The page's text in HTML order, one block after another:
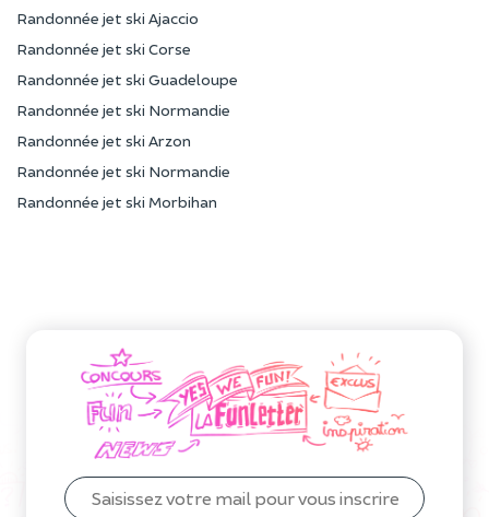
Randonnée jet ski Ajaccio
Randonnée jet ski Corse
Randonnée jet ski Guadeloupe
Randonnée jet ski Normandie
Randonnée jet ski Arzon
Randonnée jet ski Normandie
Randonnée jet ski Morbihan